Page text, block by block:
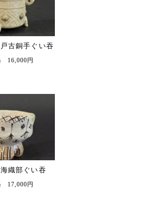
古銅手ぐい吞
16,000円
織部ぐい吞
17,000円